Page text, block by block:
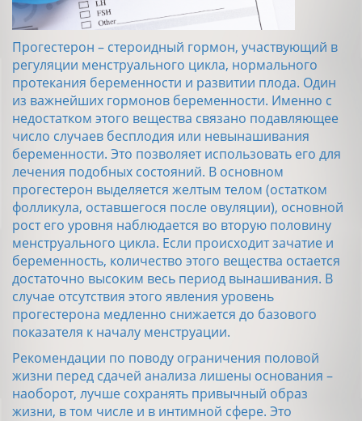
Получайте самые последние новости на
свой e-mail
Прогестерон – стероидный гормон, участвующий в
регуляции менструального цикла, нормального
протекания беременности и развитии плода. Один
из важнейших гормонов беременности. Именно с
недостатком этого вещества связано подавляющее
число случаев бесплодия или невынашивания
беременности. Это позволяет использовать его для
лечения подобных состояний. В основном
прогестерон выделяется желтым телом (остатком
фолликула, оставшегося после овуляции), основной
рост его уровня наблюдается во вторую половину
менструального цикла. Если происходит зачатие и
беременность, количество этого вещества остается
достаточно высоким весь период вынашивания. В
случае отсутствия этого явления уровень
прогестерона медленно снижается до базового
показателя к началу менструации.
Рекомендации по поводу ограничения половой
жизни перед сдачей анализа лишены основания –
наоборот, лучше сохранять привычный образ
жизни, в том числе и в интимной сфере. Это